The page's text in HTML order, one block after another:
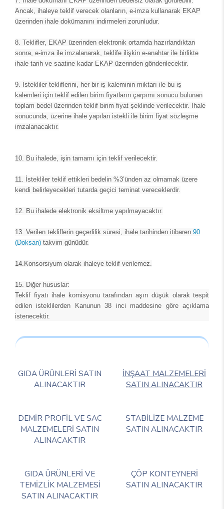
Ancak, ihaleye teklif verecek olanların, e-imza kullanarak EKAP
üzerinden ihale dokümanını indirmeleri zorunludur.
8. Teklifler, EKAP üzerinden elektronik ortamda hazırlandıktan
sonra, e-imza ile imzalanarak, teklife ilişkin e-anahtar ile birlikte
ihale tarih ve saatine kadar EKAP üzerinden gönderilecektir.
9. İstekliler tekliflerini, her bir iş kaleminin miktarı ile bu iş
kalemleri için teklif edilen birim fiyatların çarpımı sonucu bulunan
toplam bedel üzerinden teklif birim fiyat şeklinde verilecektir. İhale
sonucunda, üzerine ihale yapılan istekli ile birim fiyat sözleşme
imzalanacaktır.
10. Bu ihalede, işin tamamı için teklif verilecektir.
11. İstekliler teklif ettikleri bedelin %3’ünden az olmamak üzere
kendi belirleyecekleri tutarda geçici teminat vereceklerdir.
12. Bu ihalede elektronik eksiltme yapılmayacaktır.
13. Verilen tekliflerin geçerlilik süresi, ihale tarihinden itibaren 90
(Doksan) takvim günüdür.
14. Konsorsiyum olarak ihaleye teklif verilemez.
15. Diğer hususlar:
Teklif fiyatı ihale komisyonu tarafından aşırı düşük olarak tespit
edilen isteklilerden Kanunun 38 inci maddesine göre açıklama
istenecektir.
GIDA ÜRÜNLERİ SATIN
ALINACAKTIR
İNŞAAT MALZEMELERİ
SATIN ALINACAKTIR
DEMİR PROFİL VE SAC
MALZEMELERİ SATIN
ALINACAKTIR
STABİLİZE MALZEME
SATIN ALINACAKTIR
GIDA ÜRÜNLERİ VE
TEMİZLİK MALZEMESİ
SATIN ALINACAKTIR
ÇÖP KONTEYNERİ
SATIN ALINACAKTIR